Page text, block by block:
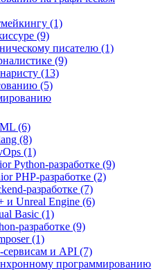
(1)
(9)
писателю (1)
(9)
(13)
(5)
(6)
(8)
(1)
Python-разработке (9)
PHP-разработке (2)
(7)
и Unreal Engine (6)
Basic (1)
разработке (9)
(1)
и API (7)
программированию